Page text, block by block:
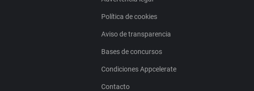
Política de cookies
Aviso de transparencia
Bases de concursos
Condiciones Appcelerate
Contacto